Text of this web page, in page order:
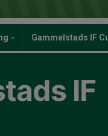
Gammelstads IF
IF